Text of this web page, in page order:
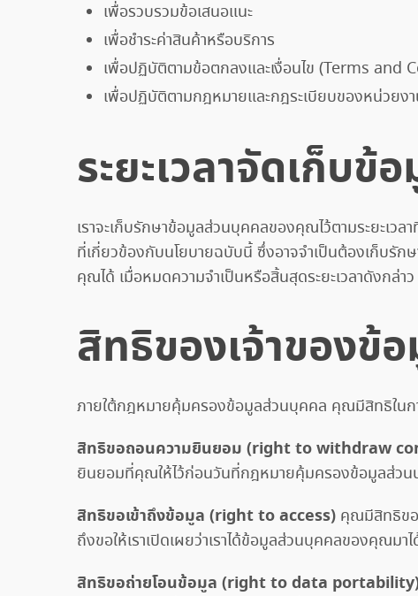
เพื่อรวบรวมข้อเสนอแนะ
เพื่อชำระค่าสินค้าหรือบริการ
เพื่อปฏิบัติตามข้อตกลงและเงื่อนไข (Terms and
เพื่อปฏิบัติตามกฎหมายและกฎระเบียบของหน่วยงา
ระยะเวลาจัดเก็บ
เราจะเก็บรักษาข้อมูลส่วนบุคคลของคุณไว้ตามระยะเว
ที่เกี่ยวข้องกับนโยบายฉบับนี้ ซึ่งอาจจำเป็นต้องเก็บรัก
คุณได้ เมื่อหมดความจำเป็นหรือสิ้นสุดระยะเวลาดังกล่าว
สิทธิของเจ้าของข้
ภายใต้กฎหมายคุ้มครองข้อมูลส่วนบุคคล คุณมีสิทธิในก
สิทธิขอถอนความยินยอม (right to withdraw
ยินยอมที่คุณให้ไว้ก่อนวันที่กฎหมายคุ้มครองข้อมูลส่วน
สิทธิขอเข้าถึงข้อมูล (right to access) คุณมีสิทธิขอ
ถึงขอให้เราเปิดเผยว่าเราได้ข้อมูลส่วนบุคคลของคุณมาไ
สิทธิขอถ่ายโอนข้อมูล (right to data